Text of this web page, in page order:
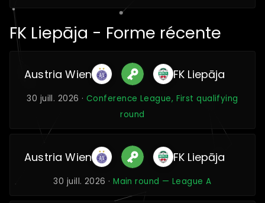
FK Liepāja - Forme récente
Austria Wien FK Liepāja
30 juill. 2026 · Conference League, First qualifying
round
Austria Wien FK Liepāja
30 juill. 2026 ·Main round — League A